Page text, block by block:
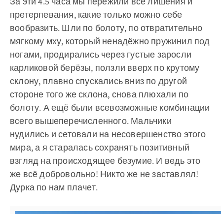
претерпевания, какие только можно себе
вообразить. Шли по болоту, по отвратительно
мягкому мху, который ненадёжно пружинил под
ногами, продирались через густые заросли
карликовой берёзы, ползли вверх по крутому
склону, плавно спускались вниз по другой
стороне того же склона, снова плюхали по
болоту. А ещё были всевозможные комбинации
всего вышеперечисленного. Мальчики
нудились и сетовали на несовершенство этого
мира, а я старалась сохранять позитивный
взгляд на происходящее безумие. И ведь это
же всё добровольно! Никто же не заставлял!
Дурка по нам плачет.